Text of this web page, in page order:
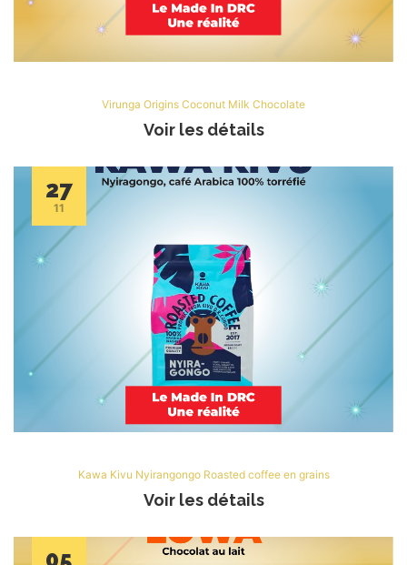
Virunga Origins Coconut Milk Chocolate
Voir les détails
Kawa Kivu Nyirangongo Roasted coffee en grains
Voir les détails
27
11
05